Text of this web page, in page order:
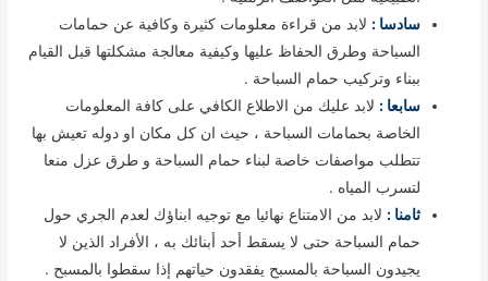
سادسا : لابد من قراءة معلومات كثيرة وكافية عن حمامات
السباحة وطرق الحفاظ عليها وكيفية معالجة مشكلتها قبل القيام
ببناء وتركيب حمام السباحة .
سابعا : لابد عليك من الاطلاع الكافي على كافة المعلومات
الخاصة بحمامات السباحة ، حيث ان كل مكان او دوله تعيش بها
تتطلب مواصفات خاصة لبناء حمام السباحة و طرق عزل منعا
لتسرب المياه .
ثامنا : لابد من الامتناع نهائيا مع توجيه ابناؤك لعدم الجري حول
حمام السباحة حتى لا يسقط أحد أبنائك به ، الأفراد الذين لا
يجيدون السباحة بالمسبح يفقدون حياتهم إذا سقطوا بالمسبح .